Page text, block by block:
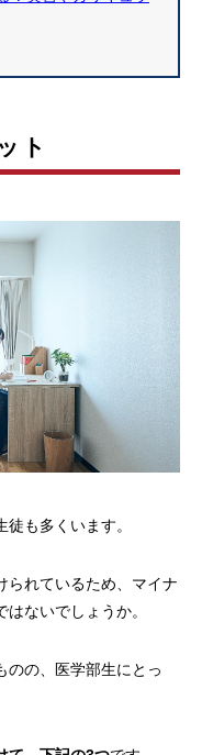
ト
も多くいます。
られているため、マイナ
ないでしょうか。
のの、医学部生にとっ